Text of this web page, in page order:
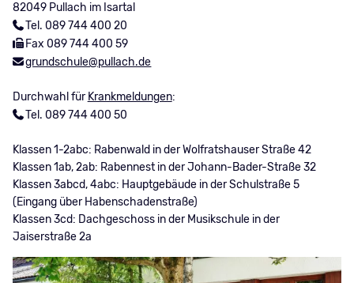
82049 Pullach im Isartal
Tel. 089 744 400 20
Fax 089 744 400 59
grundschule@pullach.de
Durchwahl für Krankmeldungen:
Tel. 089 744 400 50
Klassen 1-2abc: Rabenwald in der Wolfratshauser Straße 42
Klassen 1ab, 2ab: Rabennest in der Johann-Bader-Straße 32
Klassen 3abcd, 4abc: Hauptgebäude in der Schulstraße 5
(Eingang über Habenschadenstraße)
Klassen 3cd: Dachgeschoss in der Musikschule in der
Jaiserstraße 2a